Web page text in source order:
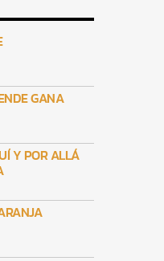
GANA
Y POR ALLÁ